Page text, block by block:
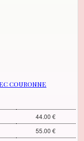
couronne
44.00 €
55.00 €